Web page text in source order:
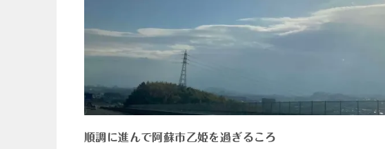
順調に進んで阿蘇市乙姫を過ぎるころ